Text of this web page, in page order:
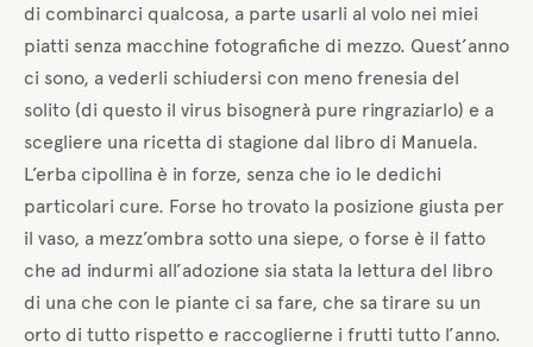
di combinarci qualcosa, a parte usarli al volo nei miei
piatti senza macchine fotografiche di mezzo. Quest’anno
ci sono, a vederli schiudersi con meno frenesia del
solito (di questo il virus bisognerà pure ringraziarlo) e a
scegliere una ricetta di stagione dal libro di Manuela.
L’erba cipollina è in forze, senza che io le dedichi
particolari cure. Forse ho trovato la posizione giusta per
il vaso, a mezz’ombra sotto una siepe, o forse è il fatto
che ad indurmi all’adozione sia stata la lettura del libro
di una che con le piante ci sa fare, che sa tirare su un
orto di tutto rispetto e raccoglierne i frutti tutto l’anno.